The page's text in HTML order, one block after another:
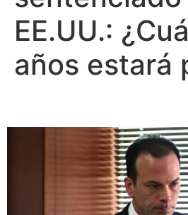
EE.UU.:
años estará